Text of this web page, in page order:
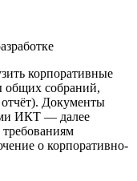
корпоративные
общих собраний,
Документы
ИКТ — далее
о корпоративно-